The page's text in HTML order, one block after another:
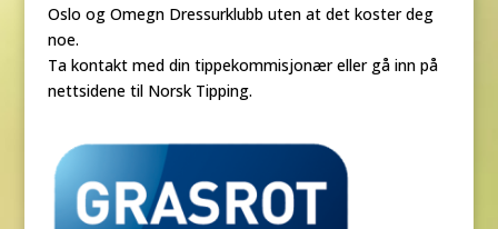
Oslo og Omegn Dressurklubb uten at det koster deg
noe.
Ta kontakt med din tippekommisjonær eller gå inn på
nettsidene til Norsk Tipping.